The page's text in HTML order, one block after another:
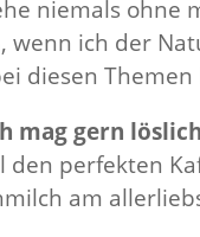
niemals ohne
wenn ich der
diesen Themen
mag gern
den perfekten
am